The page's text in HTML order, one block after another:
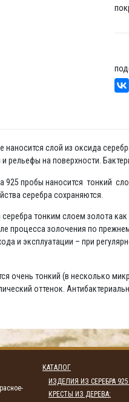
наносится слой из оксида
рельефы на поверхности.
925 пробы наносится тонкий
серебра сохраняются.
тонким слоем золота
процесса золочения по
и эксплуатации – при
очень тонкий (в несколько
оттенок.
КАТАЛОГ
ИЗДЕЛИЯ ИЗ СЕРЕБРА
КРЕСТЫ ИЗ ДЕРЕВА: